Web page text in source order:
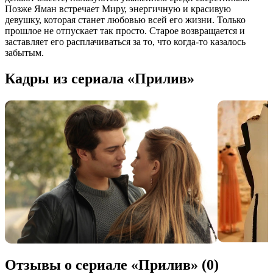
Позже Яман встречает Миру, энергичную и красивую
девушку, которая станет любовью всей его жизни. Только
прошлое не отпускает так просто. Старое возвращается и
заставляет его расплачиваться за то, что когда-то казалось
забытым.
Кадры из сериала «Прилив»
Отзывы о сериале «Прилив» (0)